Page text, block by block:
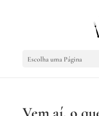
Escolha uma Página